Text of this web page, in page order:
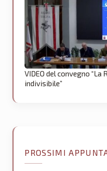
VIDEO del convegno “La
indivisibile”
PROSSIMI